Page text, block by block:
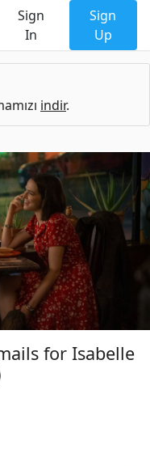
Sign
In
Sign
Up
indir.
for Isabelle